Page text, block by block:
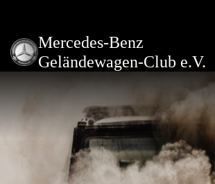
Mercedes-Benz
Geländewagen-Club e.V.